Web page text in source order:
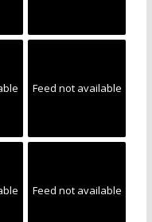
Feed not available
Feed not available